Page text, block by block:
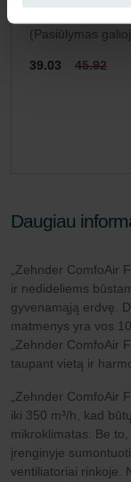
(Pasiūlymas
39.03 45.92
Daugiau
„Zehnder ComfoAir
ir nedideliems
gyvenamąją erdvę.
matmenys yra vos
„Zehnder ComfoAir
taupant vietą ir
„Zehnder ComfoAir
iki 350 m³/h, kad
mikroklimatas. Be
įrenginyje
ventiliatoriai rinkoje.